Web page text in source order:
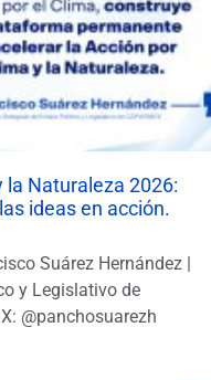
la Naturaleza 2026:
ideas en acción.
Suárez Hernández |
y Legislativo de
@panchosuarezh